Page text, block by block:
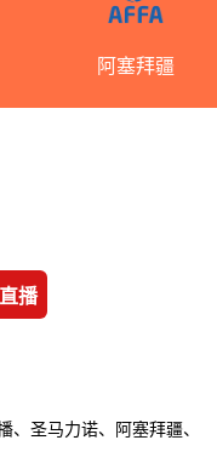
阿塞拜疆
播
、圣马力诺、阿塞拜疆、